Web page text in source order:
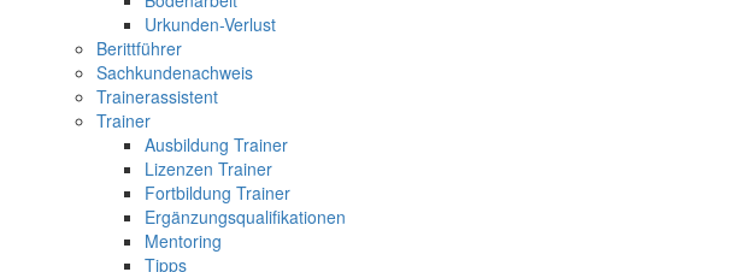
Urkunden-Verlust
Berittführer
Sachkundenachweis
Trainerassistent
Trainer
Ausbildung Trainer
Lizenzen Trainer
Fortbildung Trainer
Ergänzungsqualifikationen
Mentoring
Tipps